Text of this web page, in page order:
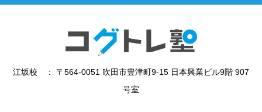
江坂校 ： 〒564-0051 吹田市豊津町9-15 日本興業ビル9階 907
号室